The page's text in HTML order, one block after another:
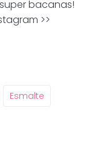
bacanas!
>>
Esmalte